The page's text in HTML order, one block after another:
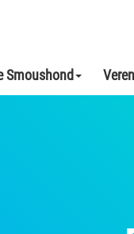
Smoushond